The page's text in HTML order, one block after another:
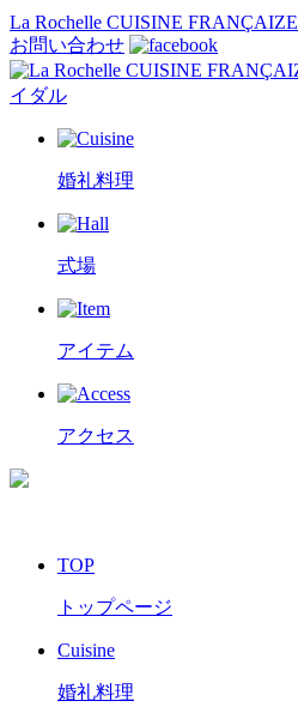
La Rochelle CUISINE FRANÇAIZE
お問い合わせ
イダル
婚礼料理
式場
アイテム
アクセス
TOP
トップページ
Cuisine
婚礼料理